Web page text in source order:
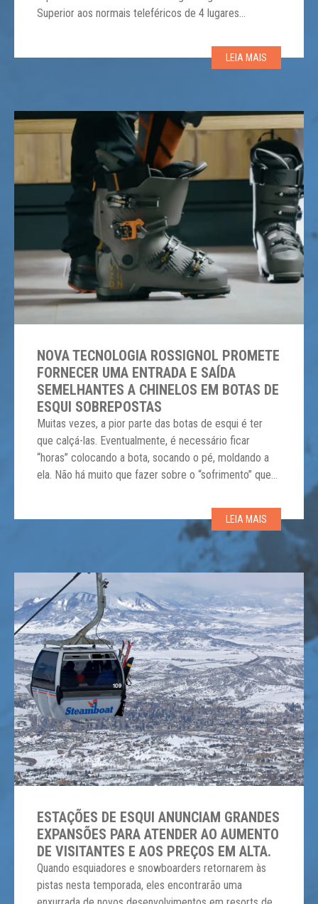
Superior aos normais teleféricos de 4 lugares
segunda instalação, Madison 8, muito bacana! Esta
última adição destaca-se por sua linha de mais […]
LEIA MAIS
NOVA TECNOLOGIA ROSSIGNOL PROMETE
FORNECER UMA ENTRADA E SAÍDA
SEMELHANTES A CHINELOS EM BOTAS DE
ESQUI SOBREPOSTAS
Muitas vezes, a pior parte das botas de esqui é ter
que calçá-las. Eventualmente, é necessário ficar
“horas” colocando a bota, socando o pé, moldando a
ela. Não há muito que fazer sobre o “sofrimento” que
Rossignol se propuseram a renovar isso, alegando criar
LEIA MAIS
ESTAÇÕES DE ESQUI ANUNCIAM GRANDES
EXPANSÕES PARA ATENDER AO AUMENTO
DE VISITANTES E AOS PREÇOS EM ALTA.
Quando esquiadores e snowboarders retornarem às
pistas nesta temporada, eles encontrarão uma